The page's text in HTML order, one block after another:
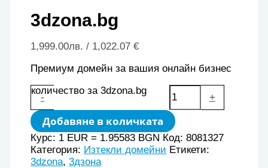
3dzona.bg
1,999.00лв. / 1,022.07 €
Премиум домейн за вашия онлайн бизнес
-
количество за 3dzona.bg
+
Добавяне в количката
Курс: 1 EUR = 1.95583 BGN Код:8081327
Категория: Изтекли домейни Етикети:
3dzona,3дзона